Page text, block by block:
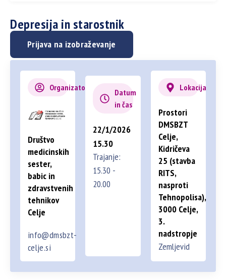
Depresija in starostnik
Prijava na izobraževanje
Organizator
Društvo
medicinskih
sester,
babic in
zdravstvenih
tehnikov
Celje
info@dmsbzt-
celje.si
Datum
in čas
22/1/2026
15.30
Trajanje:
15.30 -
20.00
Lokacija
Prostori
DMSBZT
Celje,
Kidričeva
25 (stavba
RITS,
nasproti
Tehnopolisa),
3000 Celje,
3.
nadstropje
Zemljevid